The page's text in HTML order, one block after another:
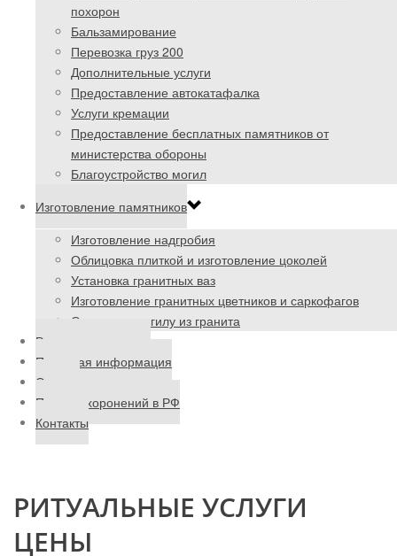
похорон
Бальзамирование
Перевозка груз 200
Дополнительные услуги
Предоставление автокатафалка
Услуги кремации
Предоставление бесплатных памятников от
министерства обороны
Благоустройство могил
Изготовление памятников
Изготовление надгробия
Облицовка плиткой и изготовление цоколей
Установка гранитных ваз
Изготовление гранитных цветников и саркофагов
Ограда на могилу из гранита
Ритуальные товары
Полезная информация
Отзывы
Поиск захоронений в РФ
Контакты
РИТУАЛЬНЫЕ УСЛУГИ
ЦЕНЫ